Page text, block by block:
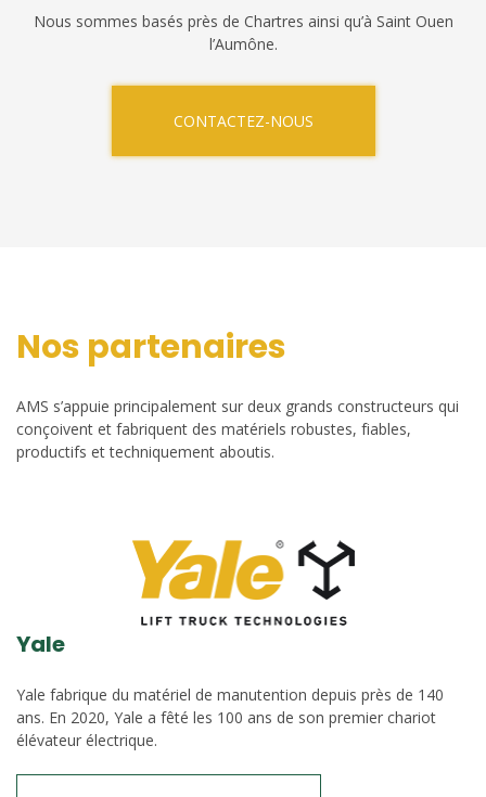
Nous sommes basés près de Chartres ainsi qu’à Saint Ouen
l’Aumône.
CONTACTEZ-NOUS
Nos partenaires
AMS s’appuie principalement sur deux grands constructeurs qui
conçoivent et fabriquent des matériels robustes, fiables,
productifs et techniquement aboutis.
Yale
Yale fabrique du matériel de manutention depuis près de 140
ans. En 2020, Yale a fêté les 100 ans de son premier chariot
élévateur électrique.